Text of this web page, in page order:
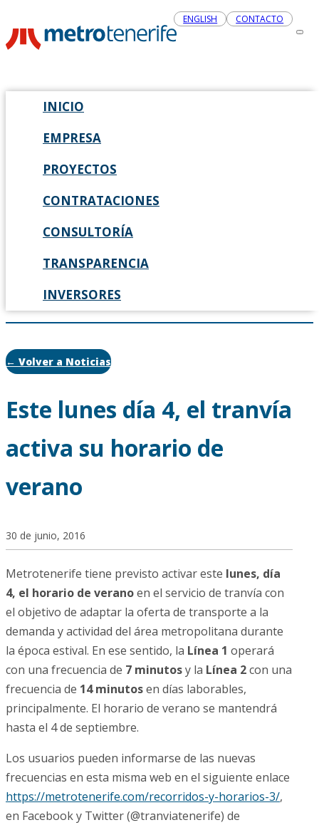
ENGLISH CONTACTO
INICIO
EMPRESA
PROYECTOS
CONTRATACIONES
CONSULTORÍA
TRANSPARENCIA
INVERSORES
← Volver a Noticias
Este lunes día 4, el tranvía
activa su horario de
verano
30 de junio, 2016
Metrotenerife tiene previsto activar este lunes, día
4, el horario de veranoen el servicio de tranvía con
el objetivo de adaptar la oferta de transporte a la
demanda y actividad del área metropolitana durante
la época estival. En ese sentido, la Línea 1 operará
con una frecuencia de 7 minutosy la Línea 2con una
frecuencia de 14 minutosen días laborables,
principalmente. El horario de verano se mantendrá
hasta el 4 de septiembre.
Los usuarios pueden informarse de las nuevas
frecuencias en esta misma web en el siguiente enlace
https://metrotenerife.com/recorridos-y-horarios-3/,
en Facebook y Twitter (@tranviatenerife) de